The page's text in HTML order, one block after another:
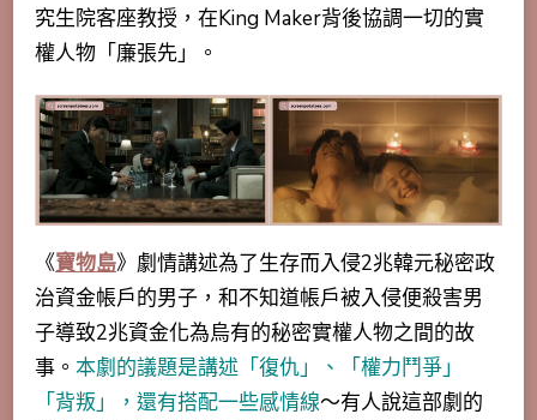
究生院客座教授，在King Maker背後協調一切的實
權人物「廉張先」。
《寶物島》劇情講述為了生存而入侵2兆韓元秘密政
治資金帳戶的男子，和不知道帳戶被入侵便殺害男
子導致2兆資金化為烏有的秘密實權人物之間的故
事。 本劇的議題是講述「復仇」、「權力鬥爭」
「背叛」，還有搭配一些感情線～有人說這部劇的